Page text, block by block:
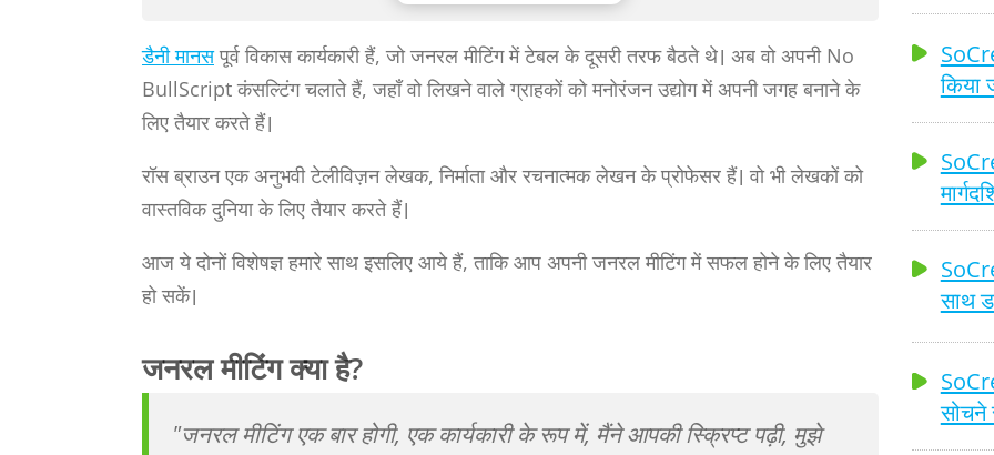
डैनी मानसपूर्व विकास कार्यकारी हैं, जो जनरल मीटिंग में टेबल के दूसरी तरफ बैठते थे। अब वो अपनी No
BullScript कंसल्टिंग चलाते हैं, जहाँ वो लिखने वाले ग्राहकों को मनोरंजन उद्योग में अपनी जगह बनाने के
लिए तैयार करते हैं।
रॉस ब्राउन एक अनुभवी टेलीविज़न लेखक, निर्माता और रचनात्मक लेखन के प्रोफेसर हैं। वो भी लेखकों को
वास्तविक दुनिया के लिए तैयार करते हैं।
आज ये दोनों विशेषज्ञ हमारे साथ इसलिए आये हैं, ताकि आप अपनी जनरल मीटिंग में सफल होने के लिए तैयार
हो सकें।
जनरल मीटिंग क्या है?
"जनरल मीटिंग एक बार होगी, एक कार्यकारी के रूप में, मैंने आपकी स्क्रिप्ट पढ़ी, मुझे
किया
साथ